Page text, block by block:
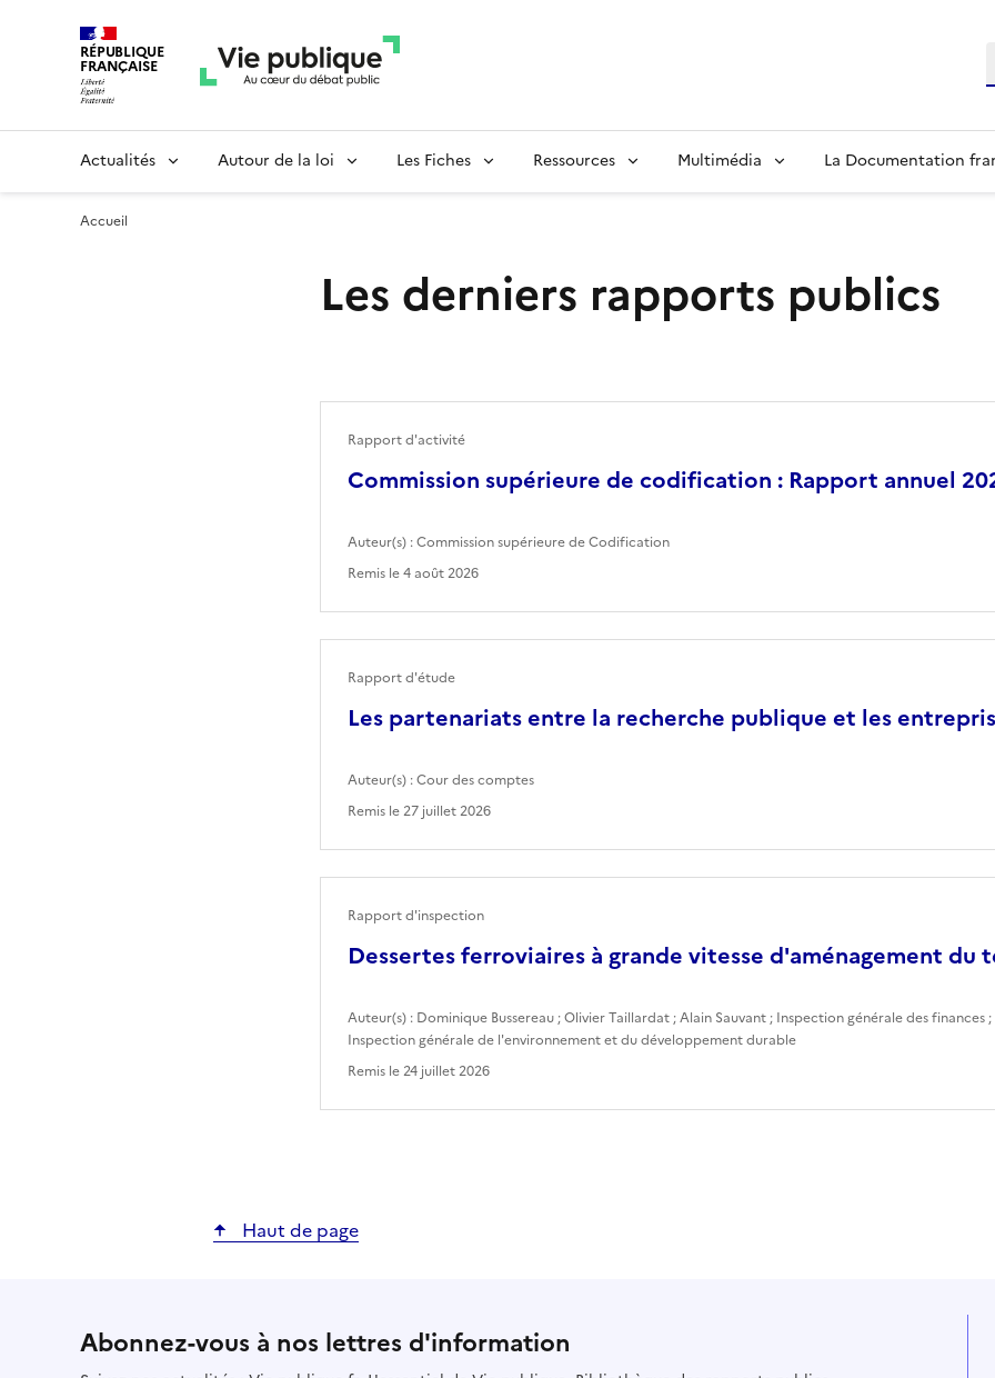
RÉPUBLIQUE
FRANÇAISE
Actualités Autour de la loi Les Fiches Ressources Multimédia La Documentation
Accueil
Les derniers rapports publics
Commission supérieure de codification : Rapport annuel
Rapport d'activité
Auteur(s) :Commission supérieure de Codification
Remis le4 août 2026
Les partenariats entre la recherche publique et les
Rapport d'étude
Auteur(s) :Cour des comptes
Remis le27 juillet 2026
Dessertes ferroviaires à grande vitesse d'aménagement du
Rapport d'inspection
Auteur(s) : Dominique Bussereau ;Olivier Taillardat ;Alain Sauvant ; Inspection générale des finances ;
Inspection générale de l'environnement et du développement durable
Remis le24 juillet 2026
Haut de page
Abonnez-vous à nos lettres d'information